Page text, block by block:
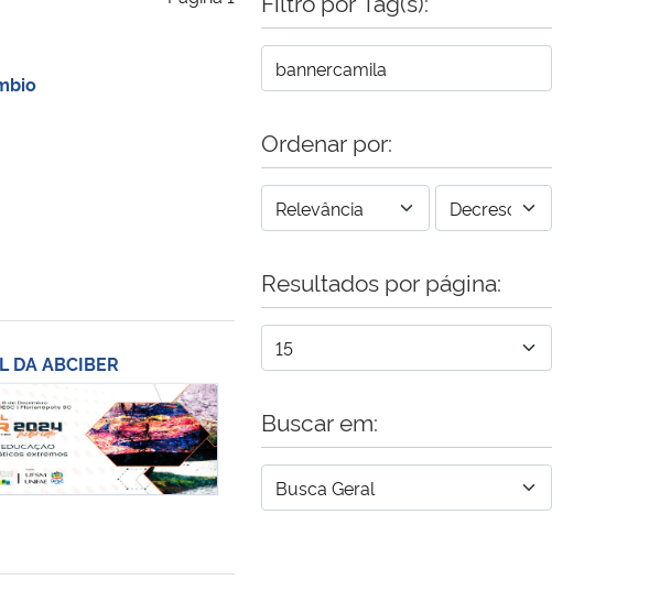
DA ABCIBER
SUBMISSÕES PARA O XVII SIMPÓSIO NACIONAL DA ABCIBER
Ordenar por:
Resultados por página:
Buscar em: